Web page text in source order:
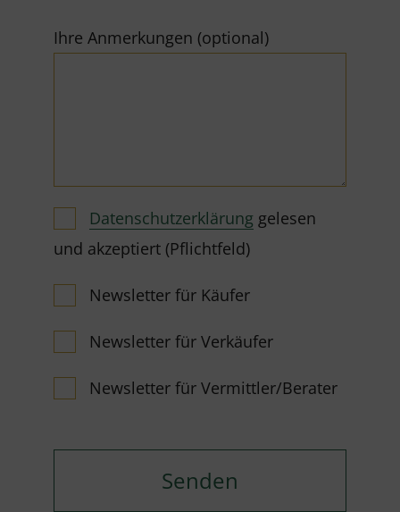
Ihre Anmerkungen (optional)
Datenschutzerklärung gelesen
und akzeptiert (Pflichtfeld)
Newsletter für Käufer
Newsletter für Verkäufer
Newsletter für Vermittler/Berater